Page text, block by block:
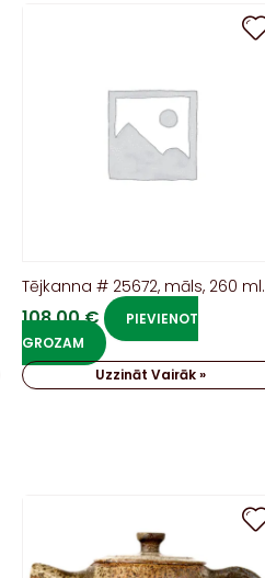
Tējkanna # 25672, māls, 260 ml.
108,00€
PIEVIENOT
GROZAM
Uzzināt Vairāk »